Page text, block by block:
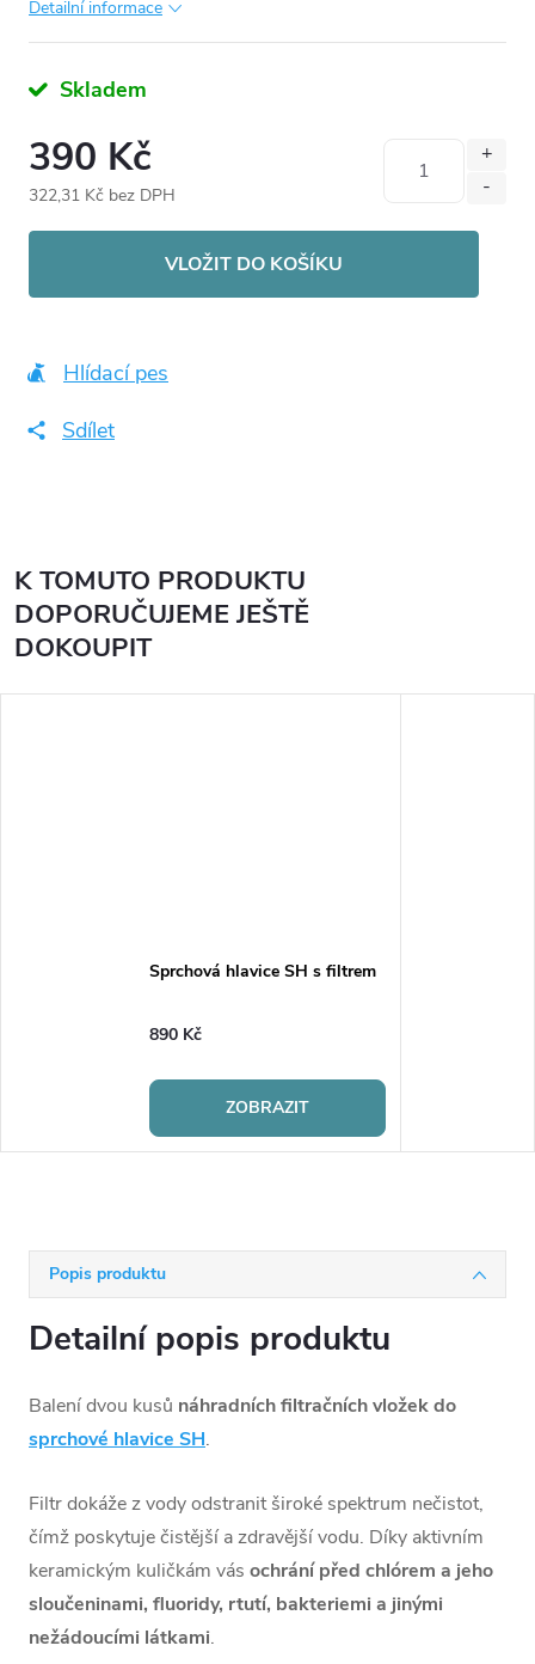
Detailní informace
Skladem
390 Kč
322,31 Kč bez DPH
VLOŽIT DO KOŠÍKU
Hlídací pes
Sdílet
Popis produktu
Detailní popis produktu
Balení dvou kusů náhradních filtračních vložek do
sprchové hlavice SH.
Filtr dokáže z vody odstranit široké spektrum nečistot,
čímž poskytuje čistější a zdravější vodu. Díky aktivním
keramickým kuličkám vás ochrání před chlórem a jeho
sloučeninami, fluoridy, rtutí, bakteriemi a jinými
nežádoucími látkami.
K TOMUTO PRODUKTU
DOPORUČUJEME JEŠTĚ
DOKOUPIT
Sprchová hlavice SH s filtrem
890 Kč
ZOBRAZIT